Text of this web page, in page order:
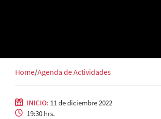
Home Agenda de Actividades
INICIO: 11 de diciembre 2022
19:30 hrs.